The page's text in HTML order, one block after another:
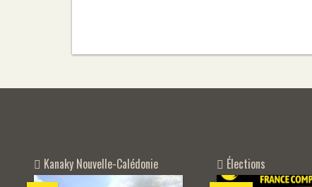
Kanaky Nouvelle-Calédonie Élections